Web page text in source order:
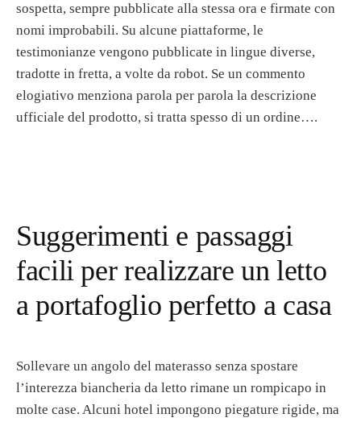
sospetta, sempre pubblicate alla stessa ora e firmate con
nomi improbabili. Su alcune piattaforme, le
testimonianze vengono pubblicate in lingue diverse,
tradotte in fretta, a volte da robot. Se un commento
elogiativo menziona parola per parola la descrizione
ufficiale del prodotto, si tratta spesso di un ordine….
Suggerimenti e passaggi
facili per realizzare un letto
a portafoglio perfetto a casa
Sollevare un angolo del materasso senza spostare
l’interezza biancheria da letto rimane un rompicapo in
molte case. Alcuni hotel impongono piegature rigide, ma